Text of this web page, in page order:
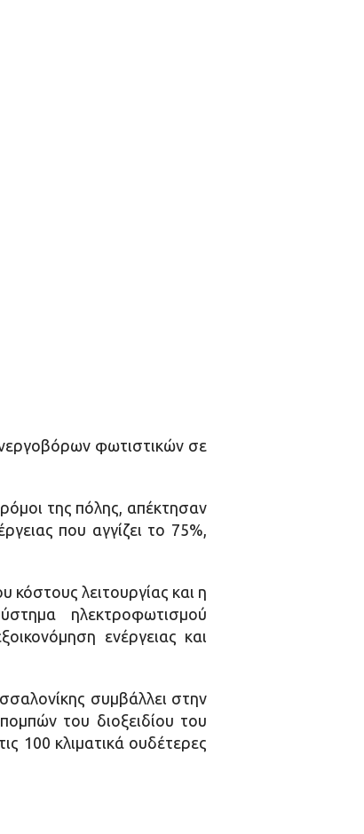
φωτιστικών σε
της πόλης, απέκτησαν
που αγγίζει το 75%,
κόστους λειτουργίας και η
ηλεκτροφωτισμού
ενέργειας και
συμβάλλει στην
του διοξειδίου του
100 κλιματικά ουδέτερες